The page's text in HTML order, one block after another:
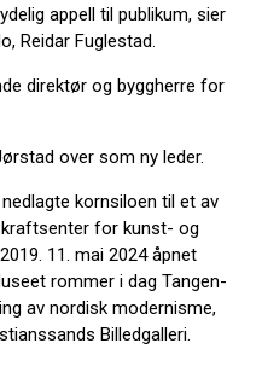
appell til publikum, sier
Reidar Fuglestad.
direktør og byggherre for
over som ny leder.
kornsiloen til et av
for kunst- og
11. mai 2024 åpnet
rommer i dag Tangen-
av nordisk modernisme,
Billedgalleri.